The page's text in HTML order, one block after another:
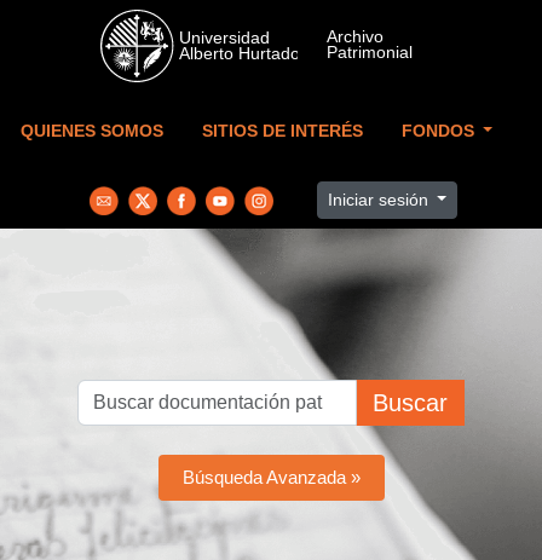
Skip to main content
QUIENES SOMOS SITIOS DE INTERÉS FONDOS
Iniciar sesión
Buscar
Búsqueda Avanzada »